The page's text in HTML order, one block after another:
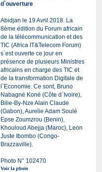
d`ouverture
Abidjan le 19 Avril 2018. La
8ème édition du Forum africain
de la télécommunication et des
TIC (Africa IT&Telecom Forum)
s`est ouverte ce jour en
présence de plusieurs Ministres
africains en charge des TIC et
de la transformation Digitale de
l`Economie. Ce sont, Bruno
Nabagné Koné (Côte d`Ivoire),
Bilie-By-Nze Alain Claude
(Gabon), Aurelie Adam Soulé
Epse Zoumzrou (Benin),
Khouloud Abejja (Maroc), Leon
Juste Ibombo (Congo-
Brazzaville).
Photo N° 102470
Voir la photo